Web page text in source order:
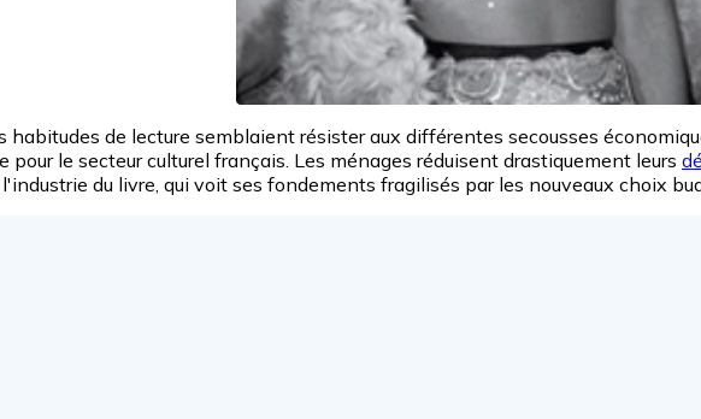
habitudes de lecture semblaient résister aux différentes secousses
le secteur culturel français. Les ménages réduisent drastiquement leurs
du livre, qui voit ses fondements fragilisés par les nouveaux choix